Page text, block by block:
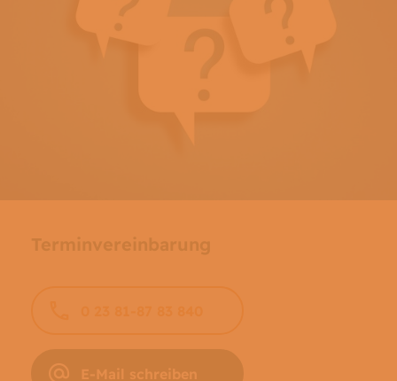
Terminvereinbarung
E-Mail schreiben